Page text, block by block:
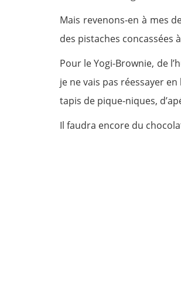
Mais revenons-en à mes
des pistaches concassées
Pour le Yogi-Brownie, de
je ne vais pas réessayer
tapis de pique-niques,
Il faudra encore du